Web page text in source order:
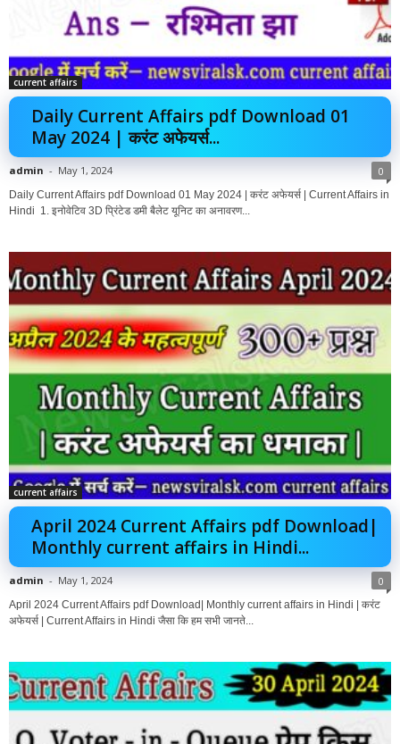
current affairs
Daily Current Affairs pdf Download 01
May 2024 | करंट अफेयर्स...
admin - May 1, 2024 0
Daily Current Affairs pdf Download 01 May 2024 | करंट अफेयर्स | Current Affairs in
Hindi 1. इनोवेटिव 3D प्रिंटेड डमी बैलेट यूनिट का अनावरण...
current affairs
April 2024 Current Affairs pdf Download|
Monthly current affairs in Hindi...
admin - May 1, 2024 0
April 2024 Current Affairs pdf Download| Monthly current affairs in Hindi | करंट
अफेयर्स | Current Affairs in Hindi जैसा कि हम सभी जानते...